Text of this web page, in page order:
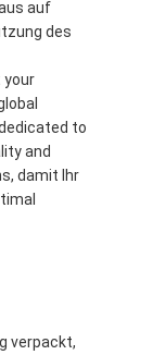
auf
des
your
to
and
damit Ihr
verpackt,